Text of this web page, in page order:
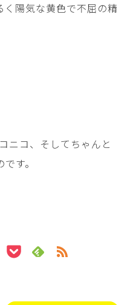
陽気な黄色で不屈の精
ニコ、そしてちゃんと
す。